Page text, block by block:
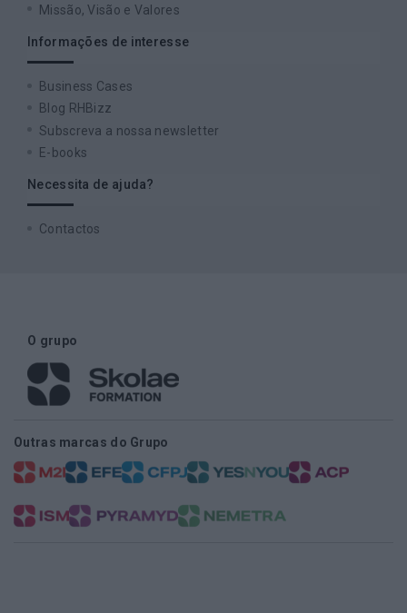
Missão, Visão e Valores
Informações de interesse
Business Cases
Blog RHBizz
Subscreva a nossa newsletter
E-books
Necessita de ajuda?
Contactos
O grupo
Outras marcas do Grupo